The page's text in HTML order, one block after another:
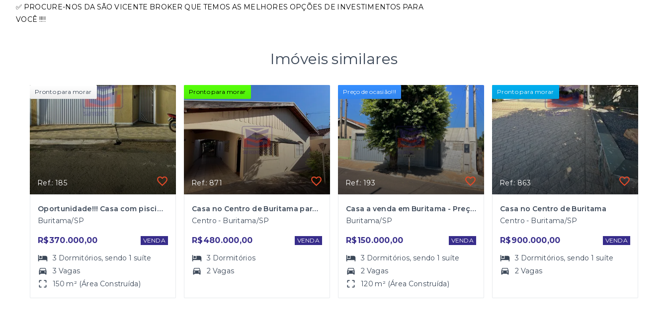
✅ PROCURE-NOS DA SÃO VICENTE BROKER QUE TEMOS AS MELHORES OPÇÕES DE INVESTIMENTOS PARA
VOCÊ !!!!
Imóveis similares
Pronto para morar
Ref.: 185
Oportunidade!!! Casa com piscina no bairro Benedito Garcia
Buritama/SP
R$370.000,00 VENDA
3 Dormitórios, sendo1 suíte
3 Vagas
150 m² (Área Construída)
Pronto para morar
Ref.: 871
Casa no Centro de Buritama para Venda
Centro - Buritama/SP
R$480.000,00 VENDA
3 Dormitórios
2 Vagas
Preço de ocasião!!!
Ref.: 193
Casa a venda em Buritama - Preço especial $$$
Buritama/SP
R$150.000,00 VENDA
3 Dormitórios, sendo1 suíte
2 Vagas
120 m² (Área Construída)
Pronto para morar
Ref.: 863
Casa no Centro de Buritama
Centro - Buritama/SP
R$900.000,00 VENDA
3 Dormitórios, sendo1 suíte
2 Vagas